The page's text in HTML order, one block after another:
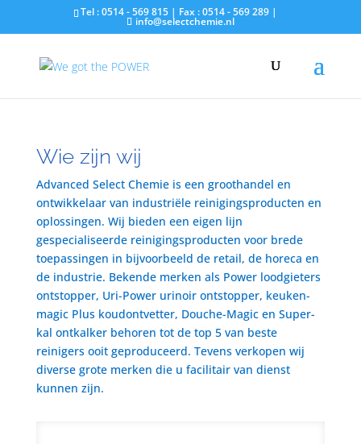
Tel : 0514 - 569 815 | Fax : 0514 - 569 289 |
info@selectchemie.nl
Wie zijn wij
Advanced Select Chemie is een groothandel en
ontwikkelaar van industriële reinigingsproducten en
oplossingen. Wij bieden een eigen lijn
gespecialiseerde reinigingsproducten voor brede
toepassingen in bijvoorbeeld de retail, de horeca en
de industrie. Bekende merken als Power loodgieters
ontstopper, Uri-Power urinoir ontstopper, keuken-
magic Plus koudontvetter, Douche-Magic en Super-
kal ontkalker behoren tot de top 5 van beste
reinigers ooit geproduceerd. Tevens verkopen wij
diverse grote merken die u facilitair van dienst
kunnen zijn.